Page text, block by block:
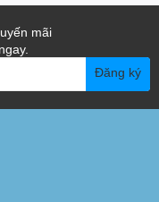
mãi
Đăng ký